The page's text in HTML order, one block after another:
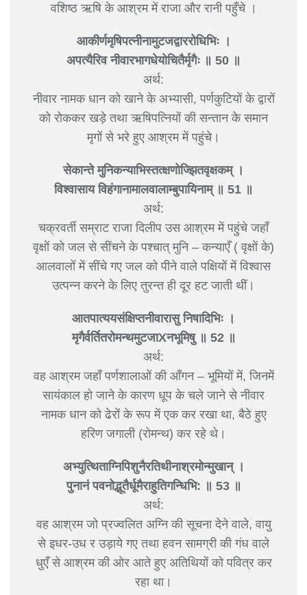
वशिष्ठ ऋषि के आश्रम में राजा और रानी पहुँचे ।
आकीर्णमृषिपत्नीनामुटजद्वाररोधिभिः ।
अपत्यैरिव नीवारभागधेयोचितैर्मृगैः ॥ 50 ॥
अर्थ:
नीवार नामक धान को खाने के अभ्यासी, पर्णकुटियों के द्वारों
को रोककर खड़े तथा ऋषिपत्नियों की सन्तान के समान
मृगों से भरे हुए आश्रम में पहुंचे।
सेकान्ते मुनिकन्याभिस्तत्क्षणोज्झितवृक्षकम् ।
विश्वासाय विहंगानामालवालाम्बुपायिनाम् ॥ 51 ॥
अर्थ:
चक्रवर्ती सम्राट राजा दिलीप उस आश्रम में पहुंचे जहाँ
वृक्षों को जल से सींचने के पश्चात् मुनि – कन्याएँ ( वृक्षों के)
आलवालों में सींचे गए जल को पीने वाले पक्षियों में विश्वास
उत्पन्न करने के लिए तुरन्त ही दूर हट जाती थीं।
आतपात्ययसंक्षिप्तनीवारासु निषादिभिः ।
मृगैर्वर्तितरोमन्थमुटजाXनभूमिषु ॥ 52 ॥
अर्थ:
वह आश्रम जहाँ पर्णशालाओं की आँगन – भूमियों में, जिनमें
सायंकाल हो जाने के कारण धूप के चले जाने से नीवार
नामक धान को ढेरों के रूप में एक कर रखा था, बैठे हुए
हरिण जगाली (रोमन्थ) कर रहे थे।
अभ्युत्थिताग्निपिशुनैरतिथीनाश्रमोन्मुखान् ।
पुनानं पवनोद्भूतैर्धूमैराहुतिगन्धिभि: ॥ 53 ॥
अर्थ:
वह आश्रम जो प्रज्वलित अग्नि की सूचना देने वाले, वायु
से इधर-उध र उड़ाये गए तथा हवन सामग्री की गंध वाले
धुएँ से आश्रम की ओर आते हुए अतिथियों को पवित्र कर
रहा था।